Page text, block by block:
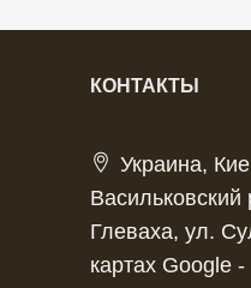
КОНТАКТЫ
Украина,
Васильковский
Глеваха, ул.
картах Google